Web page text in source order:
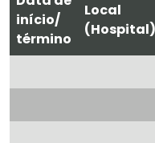
início/
término
Local
(Hospital)